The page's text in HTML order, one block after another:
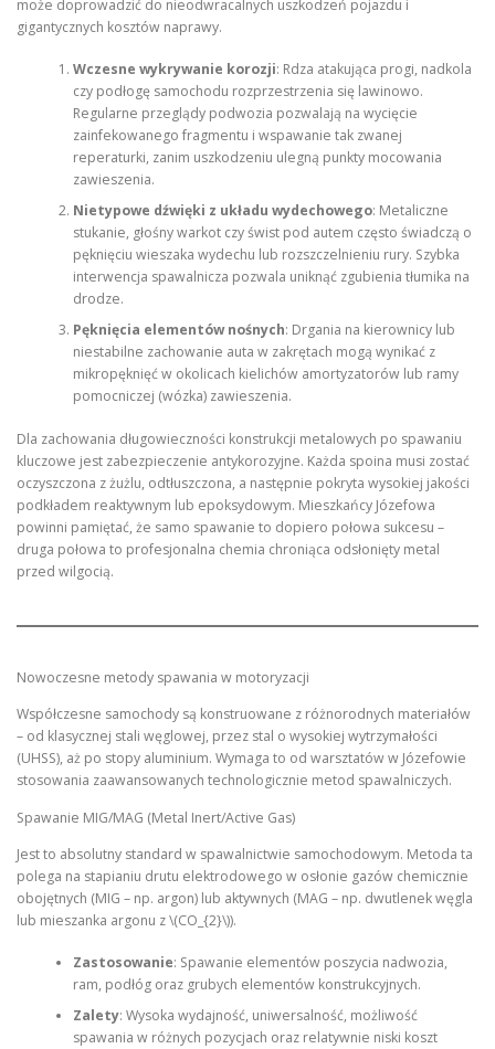
może doprowadzić do nieodwracalnych uszkodzeń pojazdu i
gigantycznych kosztów naprawy.
Wczesne wykrywanie korozji: Rdza atakująca progi, nadkola
czy podłogę samochodu rozprzestrzenia się lawinowo.
Regularne przeglądy podwozia pozwalają na wycięcie
zainfekowanego fragmentu i wspawanie tak zwanej
reperaturki, zanim uszkodzeniu ulegną punkty mocowania
zawieszenia.
Nietypowe dźwięki z układu wydechowego: Metaliczne
stukanie, głośny warkot czy świst pod autem często świadczą o
pęknięciu wieszaka wydechu lub rozszczelnieniu rury. Szybka
interwencja spawalnicza pozwala uniknąć zgubienia tłumika na
drodze.
Pęknięcia elementów nośnych: Drgania na kierownicy lub
niestabilne zachowanie auta w zakrętach mogą wynikać z
mikropęknięć w okolicach kielichów amortyzatorów lub ramy
pomocniczej (wózka) zawieszenia.
Dla zachowania długowieczności konstrukcji metalowych po spawaniu
kluczowe jest zabezpieczenie antykorozyjne. Każda spoina musi zostać
oczyszczona z żużlu, odtłuszczona, a następnie pokryta wysokiej jakości
podkładem reaktywnym lub epoksydowym. Mieszkańcy Józefowa
powinni pamiętać, że samo spawanie to dopiero połowa sukcesu –
druga połowa to profesjonalna chemia chroniąca odsłonięty metal
przed wilgocią.
Nowoczesne metody spawania w motoryzacji
Współczesne samochody są konstruowane z różnorodnych materiałów
– od klasycznej stali węglowej, przez stal o wysokiej wytrzymałości
(UHSS), aż po stopy aluminium. Wymaga to od warsztatów w Józefowie
stosowania zaawansowanych technologicznie metod spawalniczych.
Spawanie MIG/MAG (Metal Inert/Active Gas)
Jest to absolutny standard w spawalnictwie samochodowym. Metoda ta
polega na stapianiu drutu elektrodowego w osłonie gazów chemicznie
obojętnych (MIG – np. argon) lub aktywnych (MAG – np. dwutlenek węgla
lub mieszanka argonu z \(CO_{2}\)).
Zastosowanie: Spawanie elementów poszycia nadwozia,
ram, podłóg oraz grubych elementów konstrukcyjnych.
Zalety: Wysoka wydajność, uniwersalność, możliwość
spawania w różnych pozycjach oraz relatywnie niski koszt